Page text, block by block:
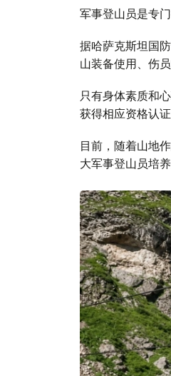
从山地作战到
军事登山员是专
山装备使用、伤
获得相应资格认
大军事登山员培